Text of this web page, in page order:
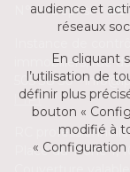
audience et
réseaux
En cliquant
l’utilisation de
définir plus
bouton «
modifié à
«
N° entreprise :
immobiliers, rue
505 38 50 -
l’ IPI
RC
Place du Trône